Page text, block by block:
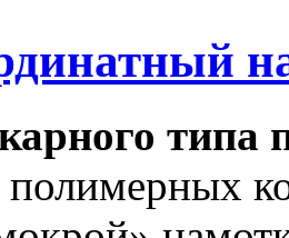
типа
полимерных